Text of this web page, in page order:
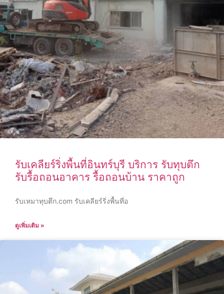
รับเคลียร์ริ่งพื้นที่อินทร์บุรี บริการ รับทุบตึก
รับรื้อถอนอาคาร รื้อถอนบ้าน ราคาถูก
รับเหมาทุบตึก.com รับเคลียร์ริ่งพื้นที่อ
ดูเพิ่มเติม »